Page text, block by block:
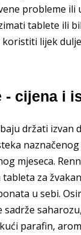
probleme
tablete ili
lijek
- cijena i
držati izvan
mjeseca.
za
u sebi.
sadrže
parafin,